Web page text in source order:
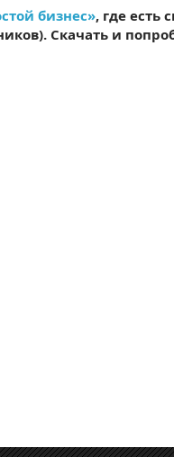
бизнес», где есть
Скачать и